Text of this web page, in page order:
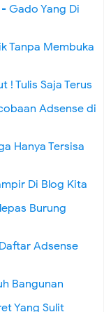
Gado Yang Di
Tanpa Membuka
! Tulis Saja Terus
Adsense di
Hanya Tersisa
Di Blog Kita
Burung
Adsense
Bangunan
Yang Sulit